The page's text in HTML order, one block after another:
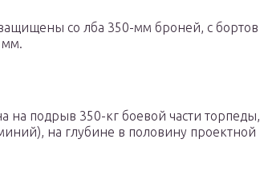
со лба 350-мм броней, с бортов
на подрыв 350-кг боевой части торпеды,
на глубине в половину проектной